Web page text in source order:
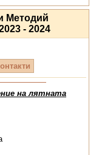
Методий
- 2024
на лятната